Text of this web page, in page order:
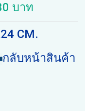
บาท
CM.
กลับหน้าสินค้า